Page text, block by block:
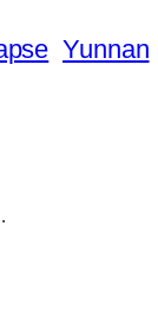
Yunnan